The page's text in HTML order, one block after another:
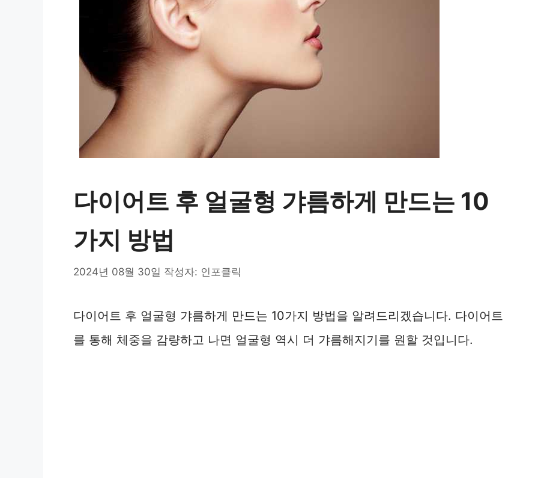
다이어트 후 얼굴형 갸름하게 만드는 10
가지 방법
2024년 08월 30일 작성자: 인포클릭
다이어트 후 얼굴형 갸름하게 만드는 10가지 방법을 알려드리겠습니다. 다이어트
를 통해 체중을 감량하고 나면 얼굴형 역시 더 갸름해지기를 원할 것입니다.